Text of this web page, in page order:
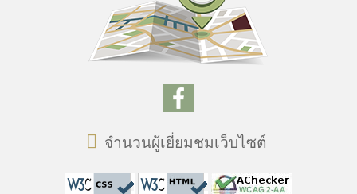
จำนวนผู้เยี่ยมชมเว็บไซต์